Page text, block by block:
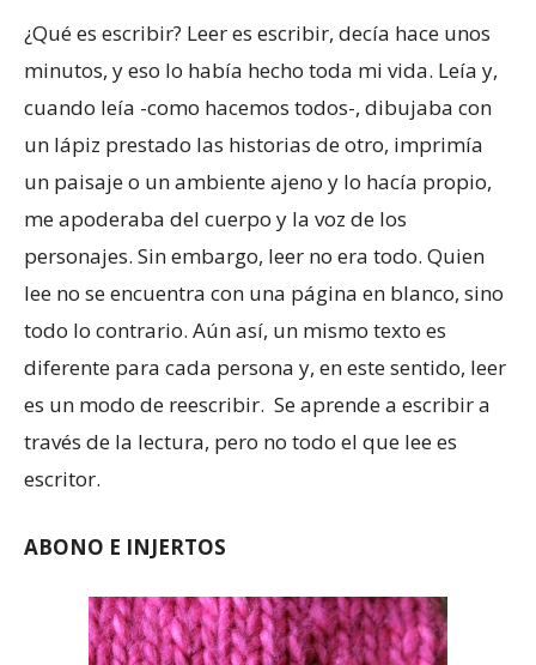
¿Qué es escribir? Leer es escribir, decía hace unos
minutos, y eso lo había hecho toda mi vida. Leía y,
cuando leía -como hacemos todos-, dibujaba con
un lápiz prestado las historias de otro, imprimía
un paisaje o un ambiente ajeno y lo hacía propio,
me apoderaba del cuerpo y la voz de los
personajes. Sin embargo, leer no era todo. Quien
lee no se encuentra con una página en blanco, sino
todo lo contrario. Aún así, un mismo texto es
diferente para cada persona y, en este sentido, leer
es un modo de reescribir. Se aprende a escribir a
través de la lectura, pero no todo el que lee es
escritor.
ABONO E INJERTOS